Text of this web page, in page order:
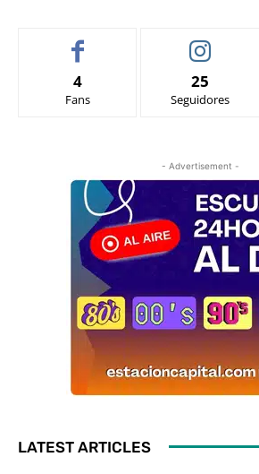
4
Fans
25
Seguidores
- Advertisement -
LATEST ARTICLES